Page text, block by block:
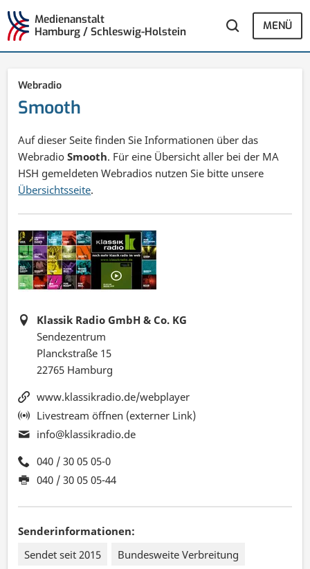
Medienanstalt
Hamburg / Schleswig-Holstein
MENÜ
Webradio
Smooth
Auf dieser Seite finden Sie Informationen über das
WebradioSmooth. Für eine Übersicht aller bei der MA
HSH gemeldeten Webradios nutzen Sie bitte unsere
Übersichtsseite.
Klassik Radio GmbH & Co. KG
Sendezentrum
Planckstraße 15
22765 Hamburg
www.klassikradio.de/webplayer
Livestream öffnen (externer Link)
info@klassikradio.de
040 / 30 05 05-0
040 / 30 05 05-44
Senderinformationen:
Sendet seit 2015
Bundesweite Verbreitung